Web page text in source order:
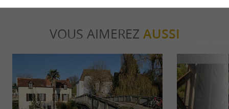
VOUS AIMEREZ AUSSI